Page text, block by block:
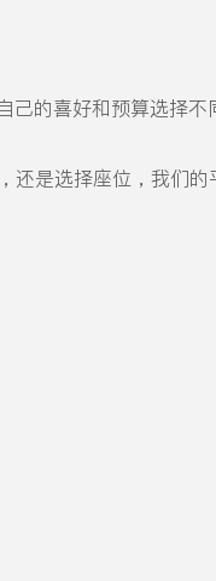
的喜好和预算选择
是选择座位，我们的